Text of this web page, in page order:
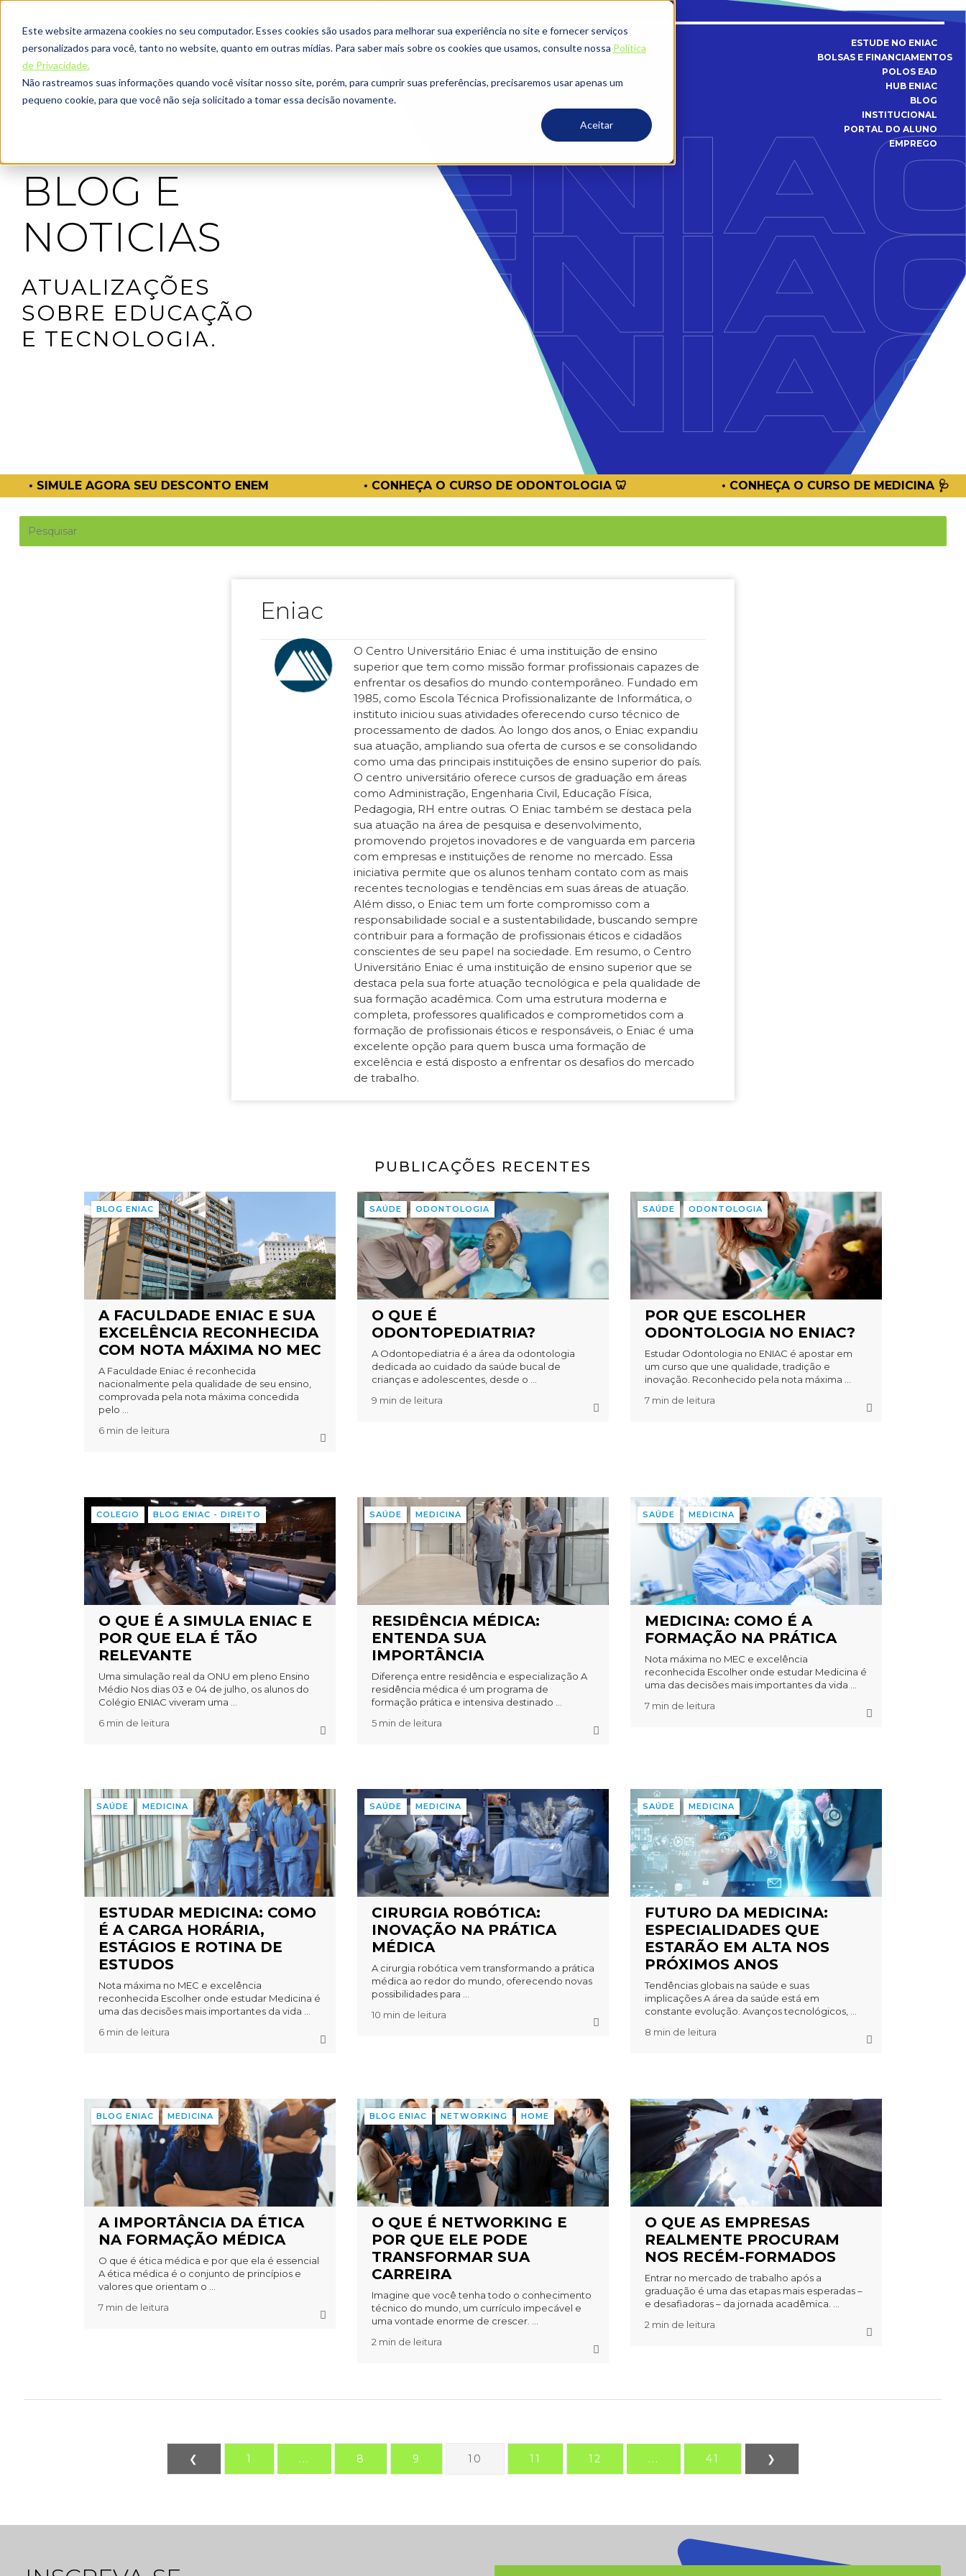
Este website armazena cookies no seu computador. Esses cookies são usados ​​para melhorar sua experiência no site e fornecer serviços
personalizados para você, tanto no website, quanto em outras mídias. Para saber mais sobre os cookies que usamos, consulte nossa Política
de Privacidade.
Não rastreamos suas informações quando você visitar nosso site, porém, para cumprir suas preferências, precisaremos usar apenas um
pequeno cookie, para que você não seja solicitado a tomar essa decisão novamente.
Aceitar
ESTUDE NO ENIAC
BOLSAS E FINANCIAMENTOS
POLOS EAD
HUB ENIAC
BLOG
INSTITUCIONAL
PORTAL DO ALUNO
EMPREGO
BLOG E
NOTICIAS
ATUALIZAÇÕES
SOBRE EDUCAÇÃO
E TECNOLOGIA.
ENEM • CONHEÇA O CURSO DE ODONTOLOGIA 🦷 • CONHEÇA O CURSO DE MEDICINA 🩺 • A
Eniac
O Centro Universitário Eniac é uma instituição de ensino
superior que tem como missão formar profissionais capazes de
enfrentar os desafios do mundo contemporâneo. Fundado em
1985, como Escola Técnica Profissionalizante de Informática, o
instituto iniciou suas atividades oferecendo curso técnico de
processamento de dados. Ao longo dos anos, o Eniac expandiu
sua atuação, ampliando sua oferta de cursos e se consolidando
como uma das principais instituições de ensino superior do país.
O centro universitário oferece cursos de graduação em áreas
como Administração, Engenharia Civil, Educação Física,
Pedagogia, RH entre outras. O Eniac também se destaca pela
sua atuação na área de pesquisa e desenvolvimento,
promovendo projetos inovadores e de vanguarda em parceria
com empresas e instituições de renome no mercado. Essa
iniciativa permite que os alunos tenham contato com as mais
recentes tecnologias e tendências em suas áreas de atuação.
Além disso, o Eniac tem um forte compromisso com a
responsabilidade social e a sustentabilidade, buscando sempre
contribuir para a formação de profissionais éticos e cidadãos
conscientes de seu papel na sociedade. Em resumo, o Centro
Universitário Eniac é uma instituição de ensino superior que se
destaca pela sua forte atuação tecnológica e pela qualidade de
sua formação acadêmica. Com uma estrutura moderna e
completa, professores qualificados e comprometidos com a
formação de profissionais éticos e responsáveis, o Eniac é uma
excelente opção para quem busca uma formação de
excelência e está disposto a enfrentar os desafios do mercado
de trabalho.
PUBLICAÇÕES RECENTES
BLOG ENIAC
A FACULDADE ENIAC E SUA
EXCELÊNCIA RECONHECIDA
COM NOTA MÁXIMA NO MEC
A Faculdade Eniac é reconhecida
nacionalmente pela qualidade de seu ensino,
comprovada pela nota máxima concedida
pelo ...
6 min de leitura
SAÚDE ODONTOLOGIA
O QUE É
ODONTOPEDIATRIA?
A Odontopediatria é a área da odontologia
dedicada ao cuidado da saúde bucal de
crianças e adolescentes, desde o ...
9 min de leitura
SAÚDE ODONTOLOGIA
POR QUE ESCOLHER
ODONTOLOGIA NO ENIAC?
Estudar Odontologia no ENIAC é apostar em
um curso que une qualidade, tradição e
inovação. Reconhecido pela nota máxima ...
7 min de leitura
COLEGIO BLOG ENIAC - DIREITO
O QUE É A SIMULA ENIAC E
POR QUE ELA É TÃO
RELEVANTE
Uma simulação real da ONU em pleno Ensino
Médio Nos dias 03 e 04 de julho, os alunos do
Colégio ENIAC viveram uma ...
6 min de leitura
SAÚDE MEDICINA
RESIDÊNCIA MÉDICA:
ENTENDA SUA
IMPORTÂNCIA
Diferença entre residência e especialização A
residência médica é um programa de
formação prática e intensiva destinado ...
5 min de leitura
SAÚDE MEDICINA
MEDICINA: COMO É A
FORMAÇÃO NA PRÁTICA
Nota máxima no MEC e excelência
reconhecida Escolher onde estudar Medicina é
uma das decisões mais importantes da vida ...
7 min de leitura
SAÚDE MEDICINA
ESTUDAR MEDICINA: COMO
É A CARGA HORÁRIA,
ESTÁGIOS E ROTINA DE
ESTUDOS
Nota máxima no MEC e excelência
reconhecida Escolher onde estudar Medicina é
uma das decisões mais importantes da vida ...
6 min de leitura
SAÚDE MEDICINA
CIRURGIA ROBÓTICA:
INOVAÇÃO NA PRÁTICA
MÉDICA
A cirurgia robótica vem transformando a prática
médica ao redor do mundo, oferecendo novas
possibilidades para ...
10 min de leitura
SAÚDE MEDICINA
FUTURO DA MEDICINA:
ESPECIALIDADES QUE
ESTARÃO EM ALTA NOS
PRÓXIMOS ANOS
Tendências globais na saúde e suas
implicações A área da saúde está em
constante evolução. Avanços tecnológicos, ...
8 min de leitura
BLOG ENIAC MEDICINA
A IMPORTÂNCIA DA ÉTICA
NA FORMAÇÃO MÉDICA
O que é ética médica e por que ela é essencial
A ética médica é o conjunto de princípios e
valores que orientam o ...
7 min de leitura
BLOG ENIAC NETWORKING HOME
O QUE É NETWORKING E
POR QUE ELE PODE
TRANSFORMAR SUA
CARREIRA
Imagine que você tenha todo o conhecimento
técnico do mundo, um currículo impecável e
uma vontade enorme de crescer. ...
2 min de leitura
O QUE AS EMPRESAS
REALMENTE PROCURAM
NOS RECÉM-FORMADOS
Entrar no mercado de trabalho após a
graduação é uma das etapas mais esperadas –
e desafiadoras – da jornada acadêmica. ...
2 min de leitura
❮ 1 ... 8 9 10 11 12 ... 41 ❯